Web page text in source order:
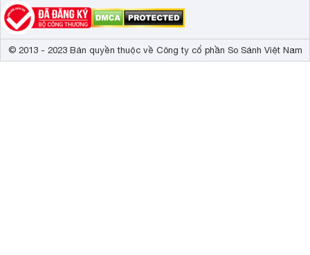
© 2013 - 2023 Bản quyền thuộc về Công ty cổ phần So Sánh Việt Nam